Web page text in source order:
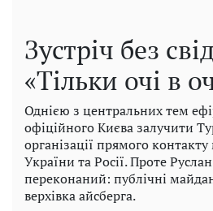
Зустріч без
«Тільки очі в
Однією з центральних тем
офіційного Києва залучити
організації прямого
України та Росії. Проте
переконаний: публічні
верхівка айсберга.